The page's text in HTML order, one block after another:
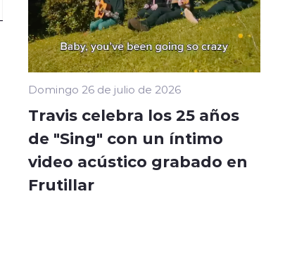
Domingo 26 de julio de 2026
Travis celebra los 25 años
de "Sing" con un íntimo
video acústico grabado en
Frutillar